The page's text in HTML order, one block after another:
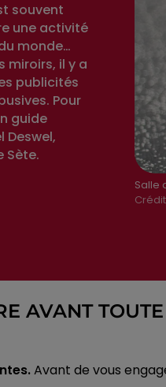
Salle
souvent
une activité
monde…
miroirs, il y a
publicités
Pour
guide
Deswel,
Sète.
AVANT
Avant de vous